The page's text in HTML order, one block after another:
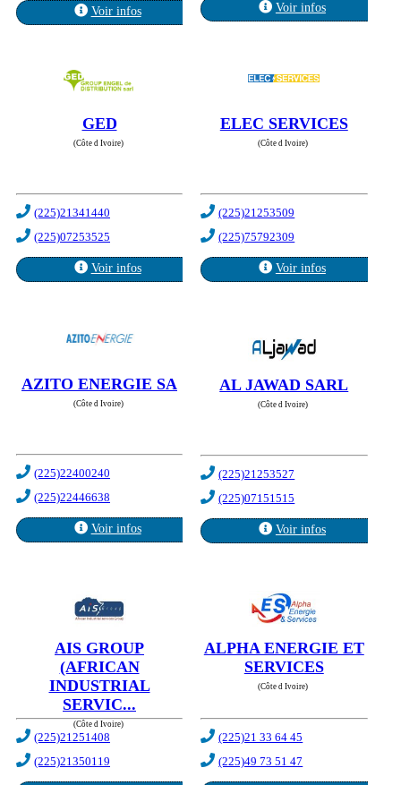
Voir infos Voir infos
GED
(Côte d Ivoire)
(225)21341440
(225)07253525
Voir infos
ELEC SERVICES
(Côte d Ivoire)
(225)21253509
(225)75792309
Voir infos
AZITO ENERGIE SA
(Côte d Ivoire)
(225)22400240
(225)22446638
Voir infos
AL JAWAD SARL
(Côte d Ivoire)
(225)21253527
(225)07151515
Voir infos
AIS GROUP
(AFRICAN
INDUSTRIAL
SERVIC...
(Côte d Ivoire)
(225)21251408
(225)21350119
ALPHA ENERGIE ET
SERVICES
(Côte d Ivoire)
(225)21 33 64 45
(225)49 73 51 47